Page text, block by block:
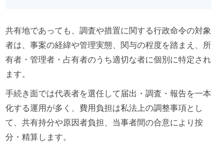
共有地であっても、調査や措置に関する行政命令の対象
者は、事案の経緯や管理実態、関与の程度を踏まえ、所
有者・管理者・占有者のうち適切な者に個別に特定され
ます。
手続き面では代表者を選任して届出・調査・報告を一本
化する運用が多く、費用負担は私法上の調整事項とし
て、共有持分や原因者負担、当事者間の合意により按
分・精算します。